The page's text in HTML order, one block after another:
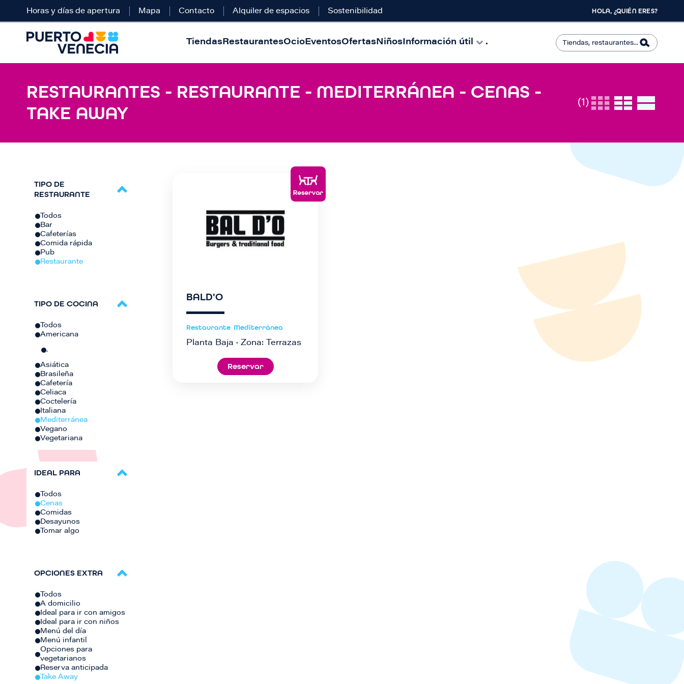
Horas y días de apertura Mapa Contacto Alquiler de espacios Sostenibilidad HOLA, ¿QUIÉN ERES?
TiendasRestaurantesOcioEventosOfertasNiñosInformación útil .
RESTAURANTES - RESTAURANTE - MEDITERRÁNEA - CENAS -
TAKE AWAY
(1)
TIPO DE
RESTAURANTE
Todos
Bar
Cafeterías
Comida rápida
Pub
Restaurante
TIPO DE COCINA
Todos
Americana
.
Asiática
Brasileña
Cafetería
Celiaca
Coctelería
Italiana
Mediterránea
Vegano
Vegetariana
IDEAL PARA
Todos
Cenas
Comidas
Desayunos
Tomar algo
OPCIONES EXTRA
Todos
A domicilio
Ideal para ir con amigos
Ideal para ir con niños
Menú del día
Menú infantil
Opciones para
vegetarianos
Reserva anticipada
Take Away
BALD'O
Restaurante Mediterránea
Planta Baja · Zona: Terrazas
Reservar